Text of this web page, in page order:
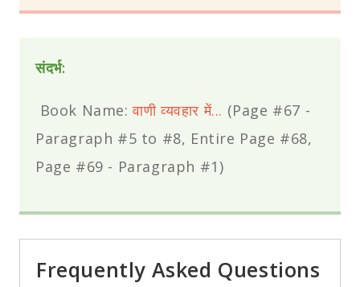
संदर्भ:
Book Name:वाणी व्यवहार में... (Page #67 -
Paragraph #5 to #8, Entire Page #68,
Page #69 - Paragraph #1)
Frequently Asked Questions